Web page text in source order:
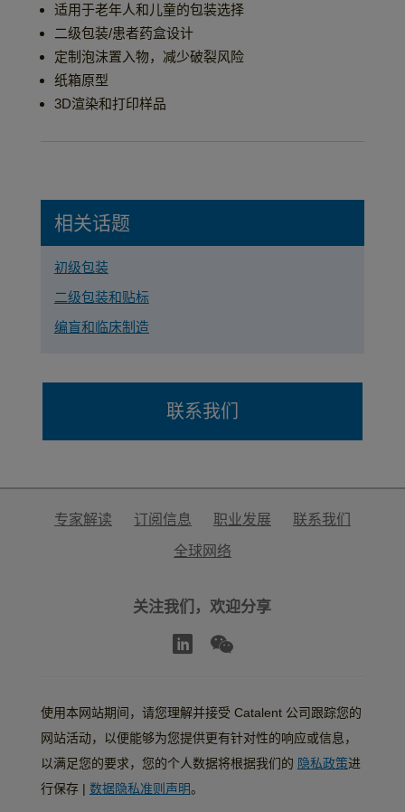
适用于老年人和儿童的包装选择
二级包装/患者药盒设计
定制泡沫置入物，减少破裂风险
纸箱原型
3D渲染和打印样品
相关话题
初级包装
二级包装和贴标
编盲和临床制造
联系我们
专家解读 订阅信息 职业发展 联系我们
全球网络
关注我们，欢迎分享
使用本网站期间，请您理解并接受 Catalent 公司跟踪您的
网站活动，以便能够为您提供更有针对性的响应或信息，
以满足您的要求，您的个人数据将根据我们的 隐私政策进
行保存 | 数据隐私准则声明。